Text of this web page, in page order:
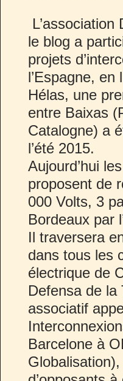
le blog a
projets
l’Espagne,
Hélas, une
entre Baixas
Catalogne) a
l’été 2015.
Aujourd’hui
proposent de
000 Volts, 3
Bordeaux par
Il traversera
dans tous les
électrique de
Defensa de la
associatif
Barcelone à